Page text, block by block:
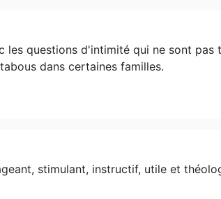
les questions d'intimité qui ne sont pas
dans certaines familles.
stimulant, instructif, utile et